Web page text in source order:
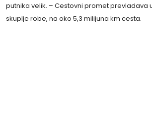
putnika velik. – Cestovni promet prevladava
skuplje robe, na oko 5,3 milijuna km cesta.